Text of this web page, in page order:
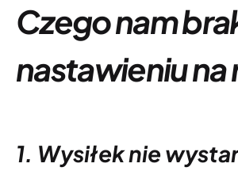
Czego nam
nastawieniu na
1. Wysiłek nie